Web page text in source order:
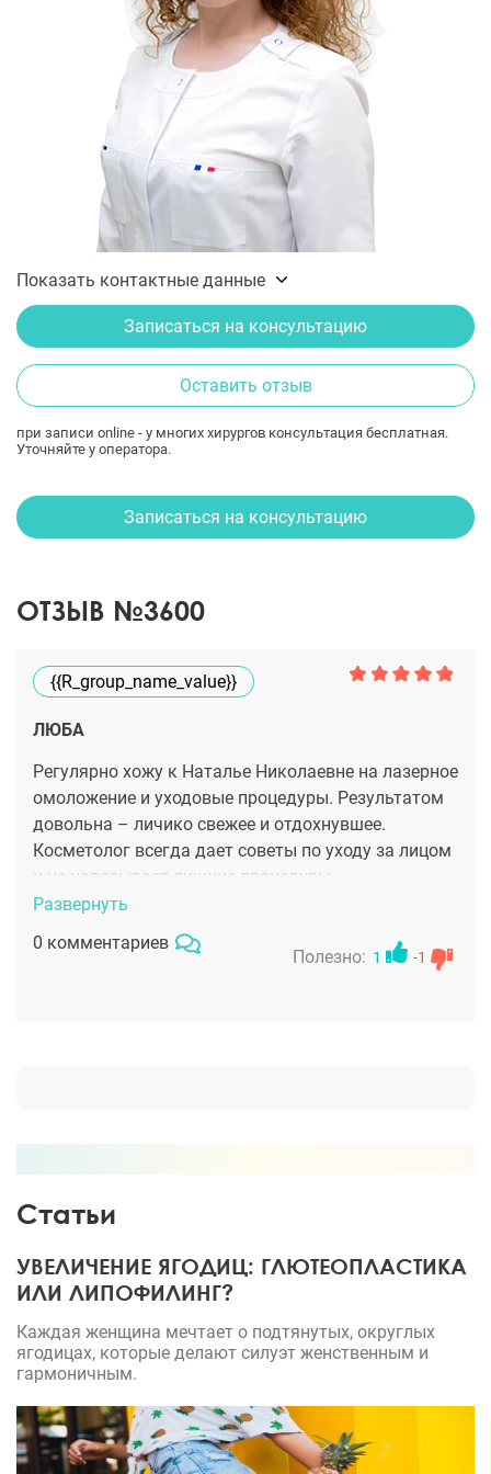
Показать контактные данные
Записаться на консультацию
Оставить отзыв
при записи online - у многих хирургов консультация бесплатная.
Уточняйте у оператора.
Записаться на консультацию
ОТЗЫВ №3600
{{r_group_name_value}}
ЛЮБА
Регулярно хожу к Наталье Николаевне на лазерное
омоложение и уходовые процедуры. Результатом
довольна – личико свежее и отдохнувшее.
Косметолог всегда дает советы по уходу за лицом
и не навязывает лишние процедуры.
Развернуть
0 комментариев
Полезно: 1 -1
Статьи
УВЕЛИЧЕНИЕ ЯГОДИЦ: ГЛЮТЕОПЛАСТИКА
ИЛИ ЛИПОФИЛИНГ?
Каждая женщина мечтает о подтянутых, округлых
ягодицах, которые делают силуэт женственным и
гармоничным.